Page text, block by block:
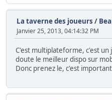
La taverne des joueurs /
Janvier 25, 2013, 04:14:32 PM
C'est multiplateforme, c'est un
doute le meilleur dispo sur
Donc prenez le, c'est